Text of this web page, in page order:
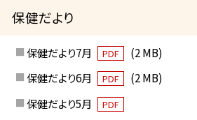
保健だより
保健だより7月 PDF
(2 MB)
保健だより6月
PDF
(2 MB)
保健だより5月
PDF